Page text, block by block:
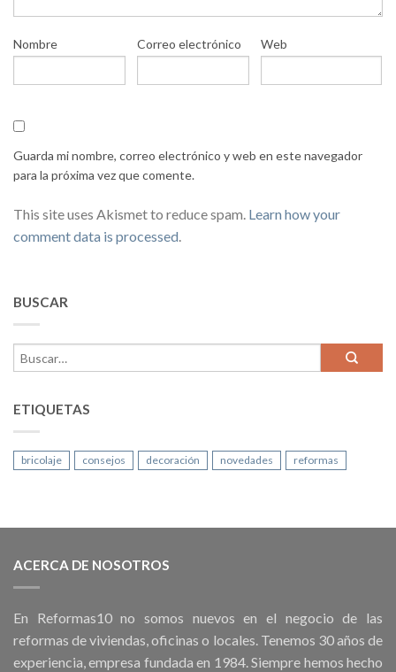
Nombre Correo electrónico Web
Guarda mi nombre, correo electrónico y web en este navegador
para la próxima vez que comente.
This site uses Akismet to reduce spam. Learn how your
comment data is processed.
BUSCAR
ETIQUETAS
bricolaje consejos decoración novedades reformas
ACERCA DE NOSOTROS
En Reformas10 no somos nuevos en el negocio de las
reformas de viviendas, oficinas o locales. Tenemos 30 años de
experiencia, empresa fundada en 1984. Siempre hemos hecho